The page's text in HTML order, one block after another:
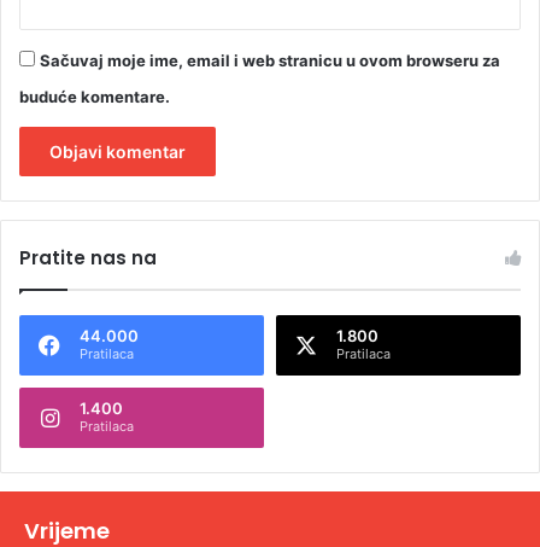
Sačuvaj moje ime, email i web stranicu u ovom browseru za
buduće komentare.
t
n
t
v
Pratite nas na
44.000
Pratilaca
1.800
Pratilaca
1.400
Pratilaca
Vrijeme